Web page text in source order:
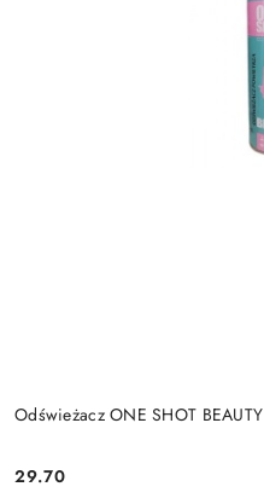
Odświeżacz ONE SHOT
Cena:
29.70